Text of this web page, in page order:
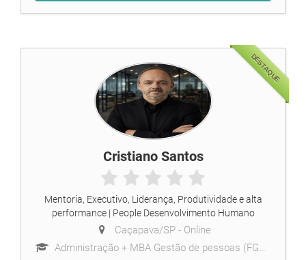
DESTAQUE
Cristiano Santos
Mentoria, Executivo, Liderança, Produtividade e alta
performance | People Desenvolvimento Humano
Caçapava/SP - Online
Administração + MBA Gestão de pessoas (FGV ) + Master Practitoner em PNL + Coach ( ICI )